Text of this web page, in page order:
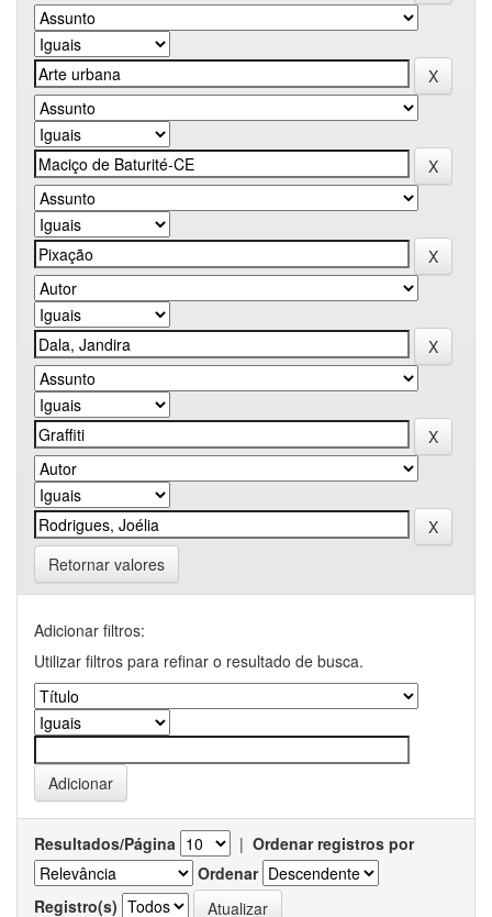
Retornar valores
Adicionar filtros:
Utilizar filtros para refinar o resultado de busca.
Resultados/Página | Ordenar registros por
Ordenar
Registro(s)